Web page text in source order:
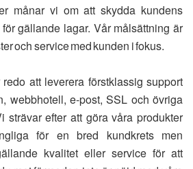
månar vi om att skydda kundens
gällande lagar. Vår målsättning är
och service med kunden i fokus.
att leverera förstklassig support
webbhotell, e-post, SSL och övriga
strävar efter att göra våra produkter
för en bred kundkrets men
kvalitet eller service för att